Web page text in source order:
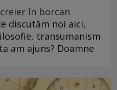
în borcan
discutăm noi aici,
transumanism
am ajuns? Doamne